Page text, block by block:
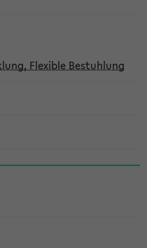
Flexible Bestuhlung